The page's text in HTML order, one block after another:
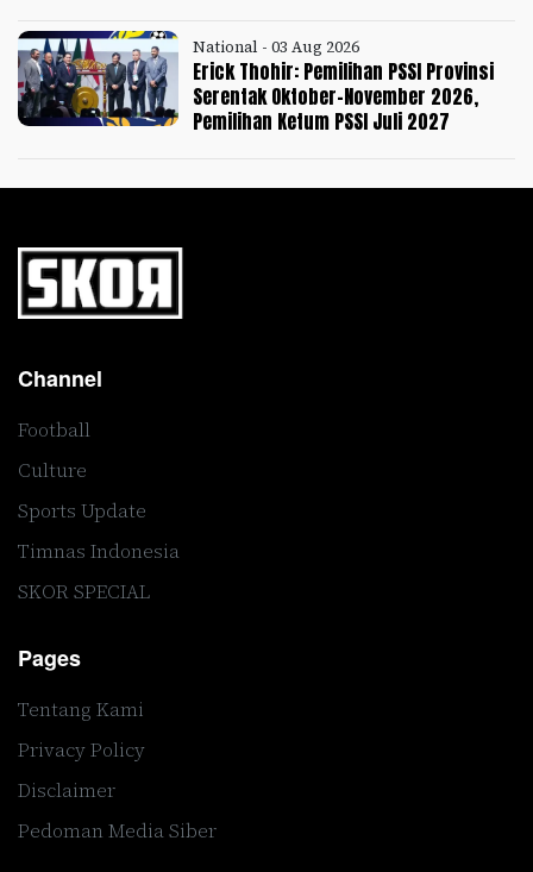
National - 03 Aug 2026
Erick Thohir: Pemilihan PSSI Provinsi
Serentak Oktober-November 2026,
Pemilihan Ketum PSSI Juli 2027
Channel
Football
Culture
Sports Update
Timnas Indonesia
SKOR SPECIAL
Pages
Tentang Kami
Privacy Policy
Disclaimer
Pedoman Media Siber